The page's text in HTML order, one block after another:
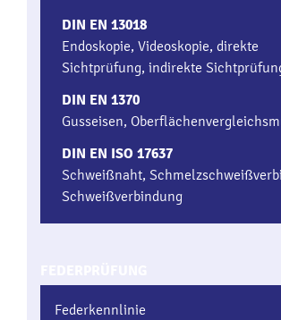
DIN EN 13018
Endoskopie, Videoskopie, direkte
Sichtprüfung, indirekte
DIN EN 1370
Gusseisen,
DIN EN ISO 17637
Schweißnaht,
Schweißverbindung
Federkennlinie